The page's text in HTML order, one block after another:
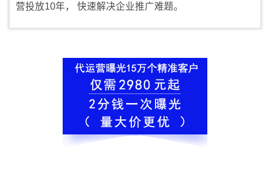
营投放10年， 快速解决企业推广难题。